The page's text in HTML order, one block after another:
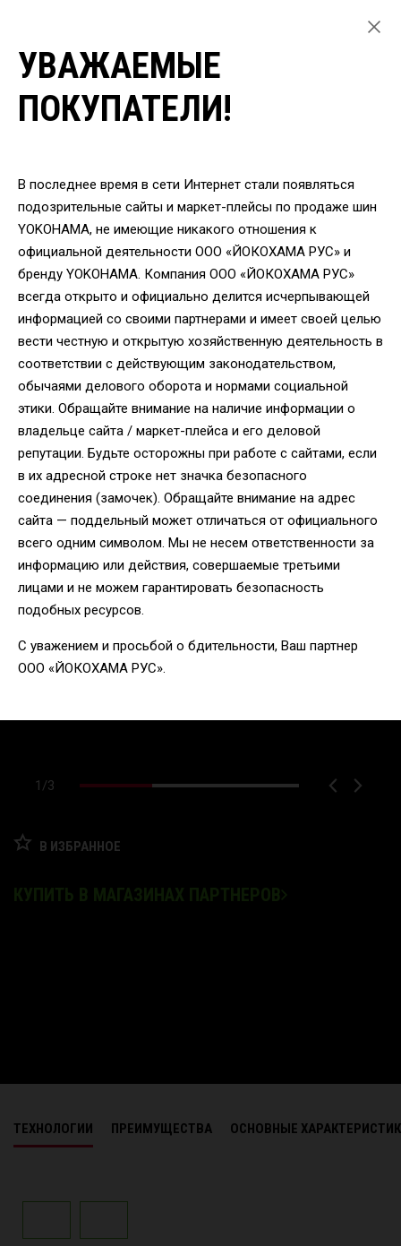
ЛЕТНИЕ ШИНЫ YOKOHAMA ДЛЯ ЛЕГКОВЫХ АВТОМОБИЛЕЙ
ВЕРНУТЬСЯ
Шины Yokohama V105S
225/40 R18 92Y
1 /3
В ИЗБРАННОЕ
КУПИТЬ В МАГАЗИНАХ ПАРТНЕРОВ
ТЕХНОЛОГИИ ПРЕИМУЩЕСТВА ОСНОВНЫЕ
УВАЖАЕМЫЕ
ПОКУПАТЕЛИ!
В последнее время в сети Интернет стали появляться
подозрительные сайты и маркет-плейсы по продаже шин
YOKOHAMA, не имеющие никакого отношения к
официальной деятельности ООО «ЙОКОХАМА РУС» и
бренду YOKOHAMA. Компания ООО «ЙОКОХАМА РУС»
всегда открыто и официально делится исчерпывающей
информацией со своими партнерами и имеет своей целью
вести честную и открытую хозяйственную деятельность в
соответствии с действующим законодательством,
обычаями делового оборота и нормами социальной
этики. Обращайте внимание на наличие информации о
владельце сайта / маркет-плейса и его деловой
репутации. Будьте осторожны при работе с сайтами, если
в их адресной строке нет значка безопасного
соединения (замочек). Обращайте внимание на адрес
сайта — поддельный может отличаться от официального
всего одним символом. Мы не несем ответственности за
информацию или действия, совершаемые третьими
лицами и не можем гарантировать безопасность
подобных ресурсов.
С уважением и просьбой о бдительности, Ваш партнер
ООО «ЙОКОХАМА РУС».